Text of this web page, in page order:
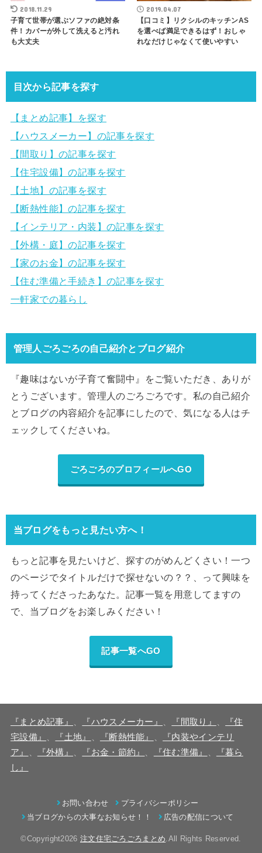
2018.11.29
子育て世帯が選ぶソファの絶対条
件！カバーが外して洗えると汚れ
も大丈夫
2019.04.07
【口コミ】リクシルのキッチンAS
を選べば満足できるはず！おしゃ
れなだけじゃなくて使いやすい
目次から記事を探す
【まとめ記事】を探す
【ハウスメーカー】の記事を探す
【間取り】の記事を探す
【住宅設備】の記事を探す
【土地】の記事を探す
【断熱性能】の記事を探す
【インテリア・内装】の記事を探す
【外構・庭】の記事を探す
【家のお金】の記事を探す
【住む準備と手続き】の記事を探す
一軒家での暮らし
管理人ごろごろの自己紹介とブログ紹介
『趣味はないが子育て奮闘中』をご覧いただき、ありが
とうございます。管理人のごろごろです。私の自己紹介
とブログの内容紹介を記事にしたので、気になる人はチ
ェックしてくださいね。
ごろごろのプロフィールへGO
当ブログをもっと見たい方へ！
もっと記事を見たいけど、探すのがめんどくさい！一つ
のページでタイトルだけで探せないの？？、って興味を
持ってくださったあなた。記事一覧を用意してますの
で、当ブログをお楽しみください！
記事一覧へGO
『まとめ記事』 『ハウスメーカー』 『間取り』
『住
宅設備』
『土地』 『断熱性能』
『内装やインテリ
ア』
『外構』 『お金・節約』 『住む準備』
『暮ら
し』
お問い合わせ
プライバシーポリシー
当ブログからの大事なお知らせ！！
広告の配信について
©Copyright2026 注文住宅ごろごろまとめ.All Rights Reserved.